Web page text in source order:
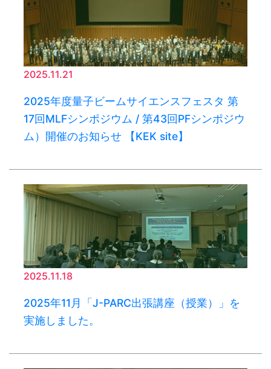
2025.11.21
2025年度量子ビームサイエンスフェスタ 第
17回MLFシンポジウム / 第43回PFシンポジウ
ム）開催のお知らせ 【KEK site】
2025.11.18
2025年11月「J-PARC出張講座（授業）」を
実施しました。